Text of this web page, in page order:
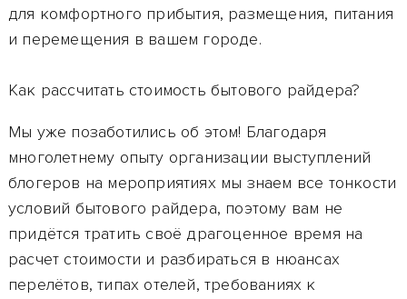
для комфортного прибытия, размещения, питания
и перемещения в вашем городе.
Как рассчитать стоимость бытового райдера?
Мы уже позаботились об этом! Благодаря
многолетнему опыту организации выступлений
блогеров на мероприятиях мы знаем все тонкости
условий бытового райдера, поэтому вам не
придётся тратить своё драгоценное время на
расчет стоимости и разбираться в нюансах
перелётов, типах отелей, требованиях к